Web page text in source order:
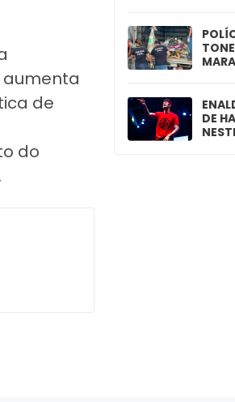
aumenta
de
do
DE